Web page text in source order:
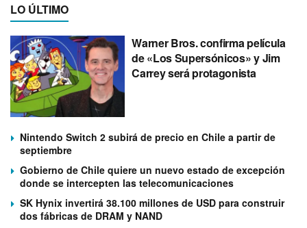
LO ÚLTIMO
Warner Bros. confirma película
de «Los Supersónicos» y Jim
Carrey será protagonista
Nintendo Switch 2 subirá de precio en Chile a partir de
septiembre
Gobierno de Chile quiere un nuevo estado de excepción
donde se intercepten las telecomunicaciones
SK Hynix invertirá 38.100 millones de USD para construir
dos fábricas de DRAM y NAND